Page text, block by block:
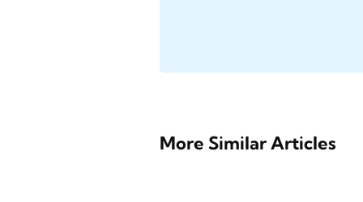
More Similar Articles